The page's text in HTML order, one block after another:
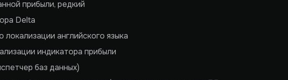
прибыли, редкий
Delta
локализации английского языка
индикатора прибыли
баз данных)